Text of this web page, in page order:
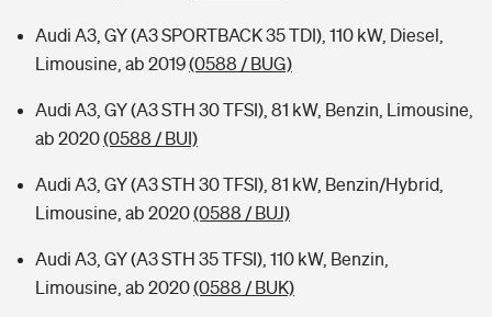
Audi A3, GY (A3 SPORTBACK 35 TDI), 110 kW, Diesel,
Limousine, ab 2019(0588 / BUG)
Audi A3, GY (A3 STH 30 TFSI), 81 kW, Benzin, Limousine,
ab 2020(0588 / BUI)
Audi A3, GY (A3 STH 30 TFSI), 81 kW, Benzin/Hybrid,
Limousine, ab 2020(0588 / BUJ)
Audi A3, GY (A3 STH 35 TFSI), 110 kW, Benzin,
Limousine, ab 2020(0588 / BUK)